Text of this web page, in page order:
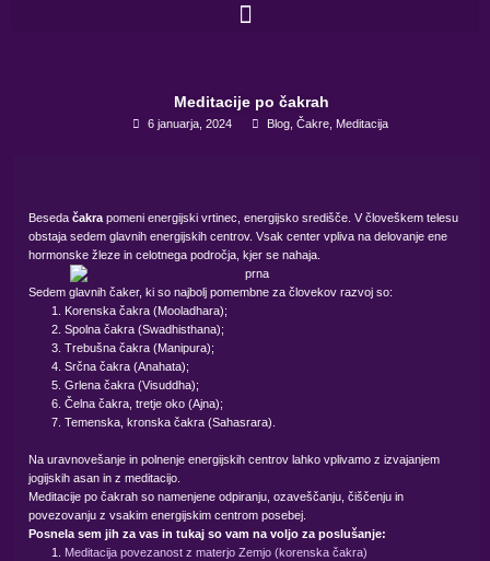
Meditacije po čakrah
6 januarja, 2024 Blog Čakre Meditacija
Beseda čakra pomeni energijski vrtinec, energijsko središče. V človeškem telesu
obstaja sedem glavnih energijskih centrov. Vsak center vpliva na delovanje ene
hormonske žleze in celotnega področja, kjer se nahaja.
Sedem glavnih čaker, ki so najbolj pomembne za človekov razvoj so:
Korenska čakra (Mooladhara);
Spolna čakra (Swadhisthana);
Trebušna čakra (Manipura);
Srčna čakra (Anahata);
Grlena čakra (Visuddha);
Čelna čakra, tretje oko (Ajna);
Temenska, kronska čakra (Sahasrara).
Na uravnovešanje in polnenje energijskih centrov lahko vplivamo z izvajanjem
jogijskih asan in z meditacijo.
Meditacije po čakrah so namenjene odpiranju, ozaveščanju, čiščenju in
povezovanju z vsakim energijskim centrom posebej.
Posnela sem jih za vas in tukaj so vam na voljo za poslušanje:
Meditacija povezanost z materjo Zemjo (korenska čakra)